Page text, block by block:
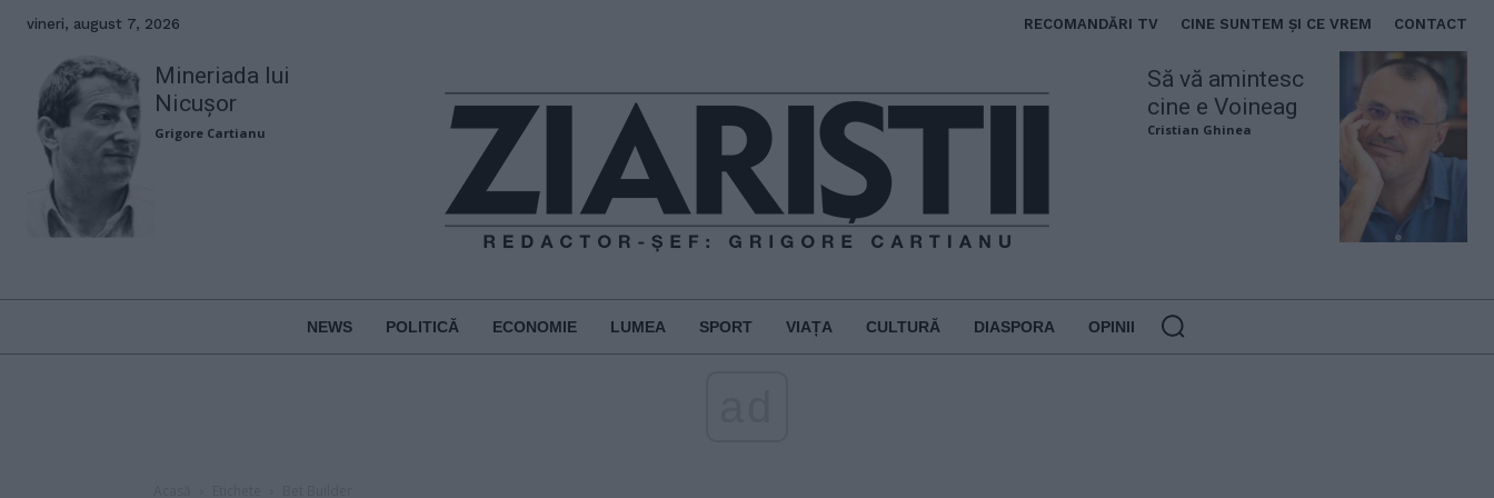
vineri, august 7, 2026 RECOMANDĂRI TV CINE SUNTEM ȘI CE VREM CONTACT
Mineriada lui
Nicușor
Grigore Cartianu
Să vă amintesc
cine e Voineag
Cristian Ghinea
NEWS POLITICĂ ECONOMIE LUMEA SPORT VIAȚA CULTURĂ DIASPORA OPINII